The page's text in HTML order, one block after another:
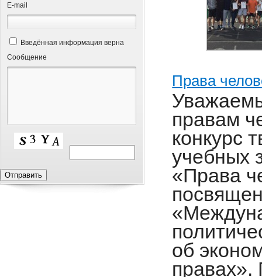
Е-mail
Введённая информация верна
Сообщение
Права
правам
конкурс
учебных
«Права
об